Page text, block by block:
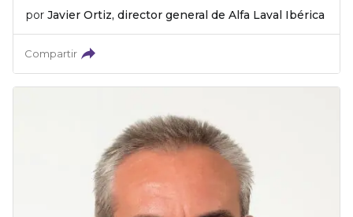
por Javier Ortiz, director general de Alfa Laval Ibérica
Compartir